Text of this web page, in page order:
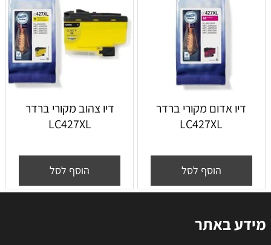
דיו אדום מקורי ברדר
LC427XL
הוסף לסל
דיו צהוב מקורי ברדר
LC427XL
הוסף לסל
מידע באתר